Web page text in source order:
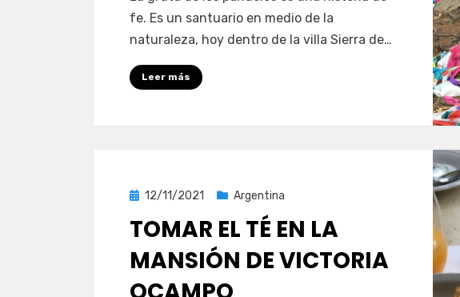
fe. Es un santuario en medio de la
naturaleza, hoy dentro de la villa Sierra de…
Leer más
Publicada
12/11/2021 Argentina
TOMAR EL TÉ EN LA
MANSIÓN DE VICTORIA